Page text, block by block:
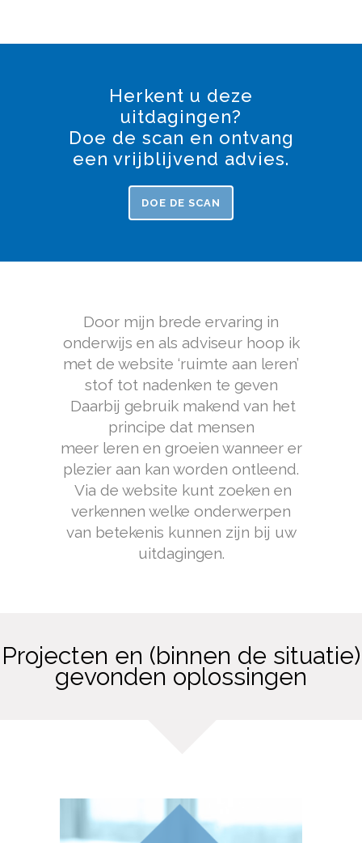
Herkent u deze
uitdagingen?
Doe de scan en ontvang
een vrijblijvend advies.
DOE DE SCAN
Door mijn brede ervaring in
onderwijs en als adviseur hoop ik
met de website ‘ruimte aan leren’
stof tot nadenken te geven
Daarbij gebruik makend van het
principe dat mensen
meer leren en groeien wanneer er
plezier aan kan worden ontleend.
Via de website kunt zoeken en
verkennen welke onderwerpen
van betekenis kunnen zijn bij uw
uitdagingen.
Projecten en (binnen de situatie)
gevonden oplossingen